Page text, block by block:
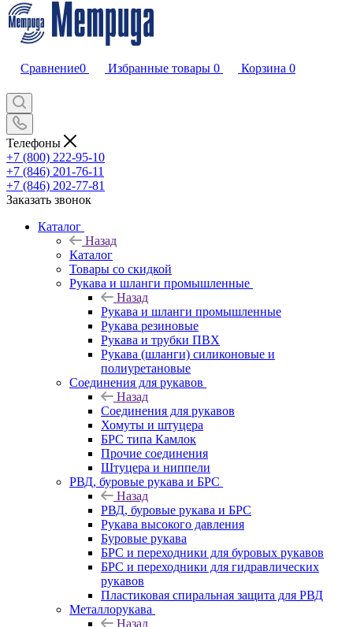
Сравнение0 Избранные товары 0 Корзина 0
Телефоны
+7 (800) 222-95-10
+7 (846) 201-76-11
+7 (846) 202-77-81
Заказать звонок
Каталог
Назад
Каталог
Товары со скидкой
Рукава и шланги промышленные
Назад
Рукава и шланги промышленные
Рукава резиновые
Рукава и трубки ПВХ
Рукава (шланги) силиконовые и
полиуретановые
Соединения для рукавов
Назад
Соединения для рукавов
Хомуты и штуцера
БРС типа Камлок
Прочие соединения
Штуцера и ниппели
РВД, буровые рукава и БРС
Назад
РВД, буровые рукава и БРС
Рукава высокого давления
Буровые рукава
БРС и переходники для буровых рукавов
БРС и переходники для гидравлических
рукавов
Пластиковая спиральная защита для РВД
Металлорукава
Назад